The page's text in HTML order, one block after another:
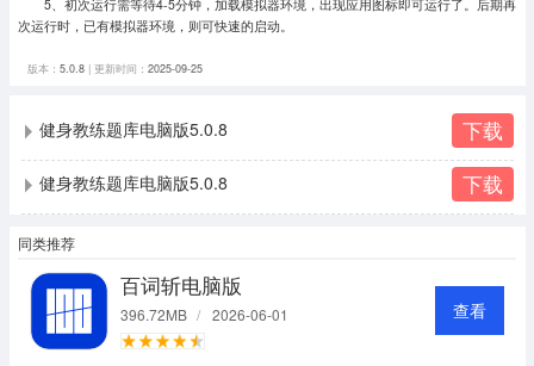
5、初次运行需等待4-5分钟，加载模拟器环境，出现应用图标即可运行了。 后期再
次运行时，已有模拟器环境，则可快速的启动。
版本： 5.0.8| 更新时间： 2025-09-25
健身教练题库电脑版5.0.8 下载
健身教练题库电脑版5.0.8 下载
同类推荐
百词斩电脑版
396.72MB / 2026-06-01 查看